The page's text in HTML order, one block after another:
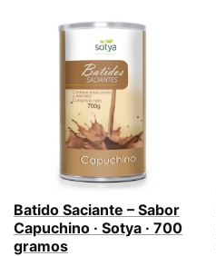
Batido Saciante – Sabor
Capuchino · Sotya · 700
gramos